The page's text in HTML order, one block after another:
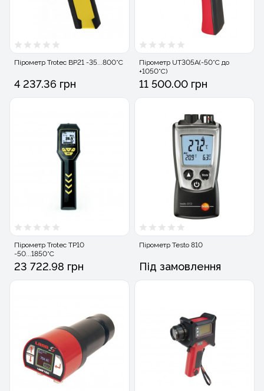
Пірометр Trotec BP21 -35...800°C
4 237.36 грн
Пірометр UT305А(-50°С до
+1050°С)
11 500.00 грн
Пірометр Trotec TP10
-50...1850°C
23 722.98 грн
Пірометр Testo 810
Під замовлення